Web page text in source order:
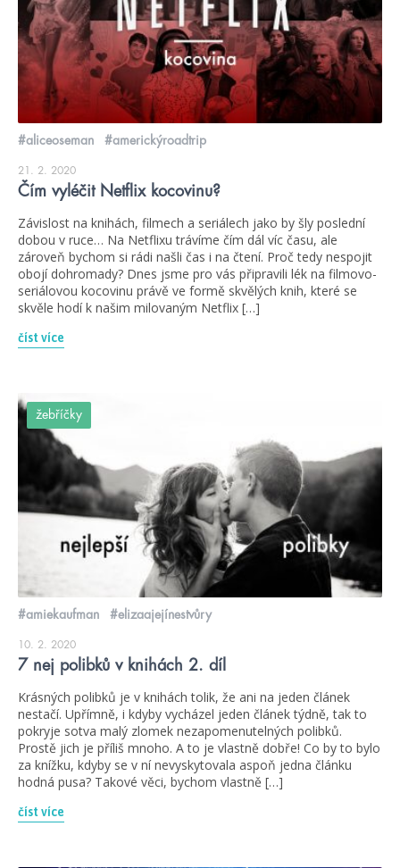
#aliceoseman #americkýroadtrip
21. 2. 2020
Čím vyléčit Netflix kocovinu?
Závislost na knihách, filmech a seriálech jako by šly poslední
dobou v ruce… Na Netflixu trávíme čím dál víc času, ale
zároveň bychom si rádi našli čas i na čtení. Proč tedy nespojit
obojí dohromady? Dnes jsme pro vás připravili lék na filmovo-
seriálovou kocovinu právě ve formě skvělých knih, které se
skvěle hodí k našim milovaným Netflix […]
číst více
žebříčky
#amiekaufman #elizaajejínestvůry
10. 2. 2020
7 nej polibků v knihách 2. díl
Krásných polibků je v knihách tolik, že ani na jeden článek
nestačí. Upřímně, i kdyby vycházel jeden článek týdně, tak to
pokryje sotva malý zlomek nezapomenutelných polibků.
Prostě jich je příliš mnoho. A to je vlastně dobře! Co by to bylo
za knížku, kdyby se v ní nevyskytovala aspoň jedna článku
hodná pusa? Takové věci, bychom vlastně […]
číst více